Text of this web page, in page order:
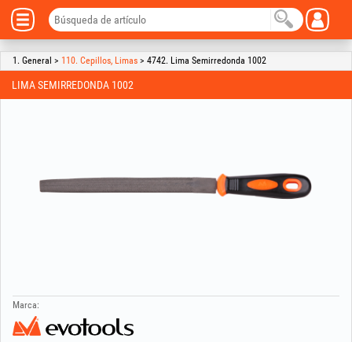
1. General > 110. Cepillos, Limas > 4742. Lima Semirredonda 1002
LIMA SEMIRREDONDA 1002
Marca: